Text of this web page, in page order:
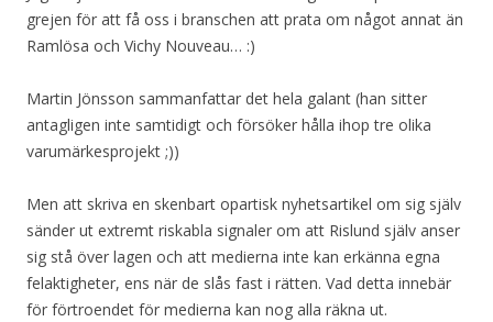
grejen för att få oss i branschen att prata om något annat än
Ramlösa och Vichy Nouveau… :)
Martin Jönsson sammanfattar det hela galant (han sitter
antagligen inte samtidigt och försöker hålla ihop tre olika
varumärkesprojekt ;))
Men att skriva en skenbart opartisk nyhetsartikel om sig själv
sänder ut extremt riskabla signaler om att Rislund själv anser
sig stå över lagen och att medierna inte kan erkänna egna
felaktigheter, ens när de slås fast i rätten. Vad detta innebär
för förtroendet för medierna kan nog alla räkna ut.